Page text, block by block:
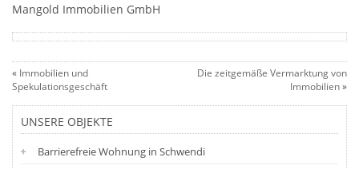
Mangold Immobilien GmbH
« Immobilien und
Spekulationsgeschäft
Die zeitgemäße Vermarktung von
Immobilien»
UNSERE OBJEKTE
Barrierefreie Wohnung in Schwendi